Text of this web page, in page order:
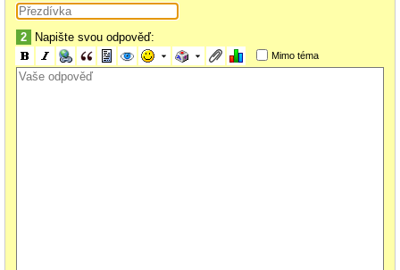
2 Napište svou odpověď:
Mimo téma